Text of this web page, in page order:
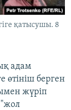
қатысушы. 8
адам
өтініш берген
жүріп
"жол